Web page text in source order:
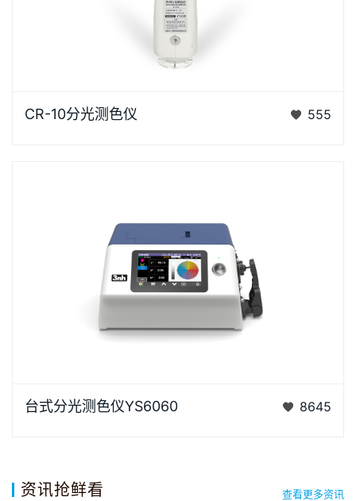
仪，使用方便，一键可完成测量，采用内置大面积硅光
CR-10分光测色仪 555
的国产台式光栅分光测色仪， TFT真彩7inch电容触摸
台式分光测色仪YS6060 8645
资讯抢鲜看 查看更多资讯